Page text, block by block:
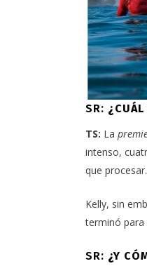
SR:
TS: La
intenso,
que
Kelly, sin
terminó para
SR: ¿Y